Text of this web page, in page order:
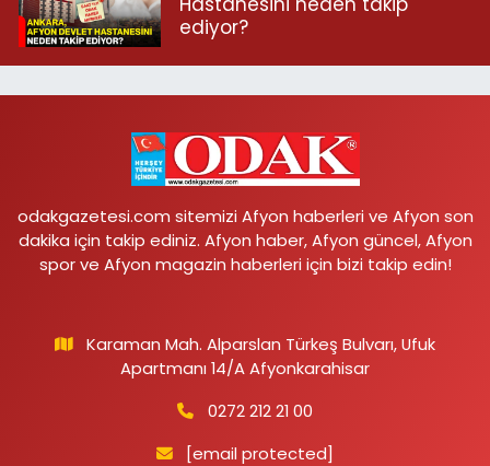
ediyor?
odakgazetesi.com sitemizi Afyon haberleri ve Afyon son
dakika için takip ediniz. Afyon haber, Afyon güncel, Afyon
spor ve Afyon magazin haberleri için bizi takip edin!
Karaman Mah. Alparslan Türkeş Bulvarı, Ufuk
Apartmanı 14/A Afyonkarahisar
0272 212 21 00
[email protected]